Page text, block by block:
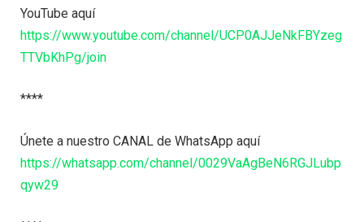
YouTube aquí
https://www.youtube.com/channel/UCP0AJJeNkFBYzeg
TTVbKhPg/join
****
Únete a nuestro CANAL de WhatsApp aquí
https://whatsapp.com/channel/0029VaAgBeN6RGJLubp
qyw29